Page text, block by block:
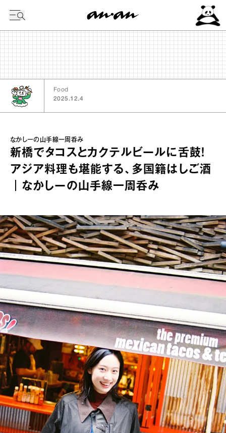
Food
2025.12.4
なかしーの山手線一周呑み
新橋でタコスとカクテルビールに舌鼓！
アジア料理も堪能する、多国籍はしご酒
｜なかしーの山手線一周呑み